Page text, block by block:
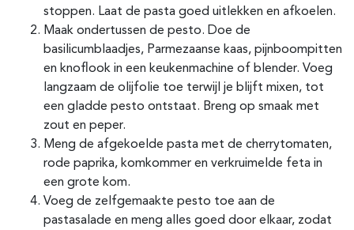
stoppen. Laat de pasta goed uitlekken en afkoelen.
Maak ondertussen de pesto. Doe de
basilicumblaadjes, Parmezaanse kaas, pijnboompitten
en knoflook in een keukenmachine of blender. Voeg
langzaam de olijfolie toe terwijl je blijft mixen, tot
een gladde pesto ontstaat. Breng op smaak met
zout en peper.
Meng de afgekoelde pasta met de cherrytomaten,
rode paprika, komkommer en verkruimelde feta in
een grote kom.
Voeg de zelfgemaakte pesto toe aan de
pastasalade en meng alles goed door elkaar, zodat